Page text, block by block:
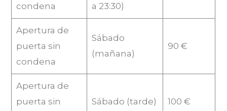
condena
a 23:30)
Apertura de
puerta sin
condena
Sábado
(mañana)
90 €
Apertura de
puerta sin
Sábado (tarde) 100 €